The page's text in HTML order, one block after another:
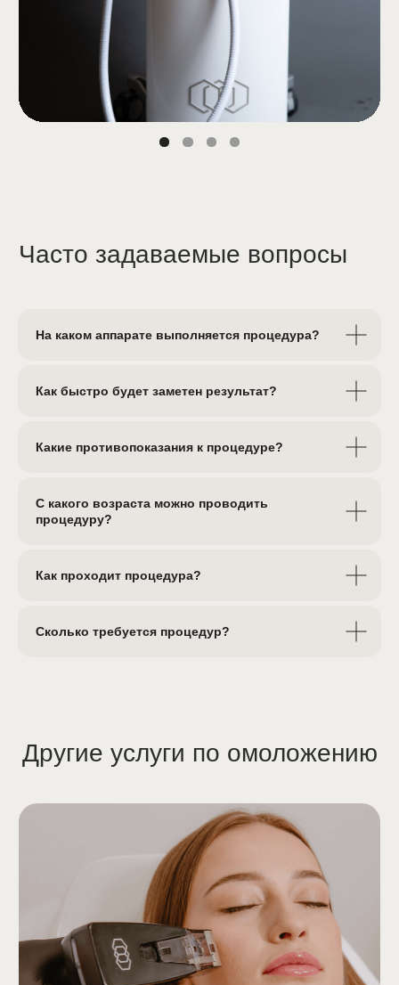
На каком аппарате выполняется процедура?
Как быстро будет заметен результат?
Какие противопоказания к процедуре?
С какого возраста можно проводить
процедуру?
Как проходит процедура?
Сколько требуется процедур?
ООО "ГЛАДКОСПЕЙС"
ИНН 5260487554,зарегистрировано по адресу:
Нижний Новгород, ул. Максима Горького, д.70.
Является оператором персональных данных и
внесено в реестр Роскомнадзора (№ 29686/52 от
27.05.2025)
ОГРН 1225200041880,
Лицензия № Л041-01164-52/00646076
Дизайн и разработка Бьюти Альянс